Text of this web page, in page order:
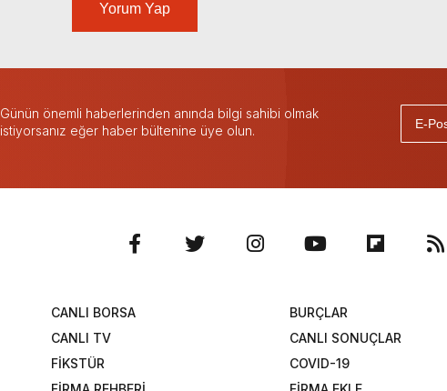
Yorum Yap
Günün önemli haberlerinden anında bilgi sahibi olmak
istiyorsanız eğer haber bültenine üye olun.
CANLI BORSA
CANLI TV
FİKSTÜR
BURÇLAR
CANLI SONUÇLAR
COVID-19